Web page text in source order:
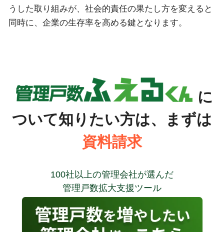
うした取り組みが、社会的責任の果たし方を変えると
同時に、企業の生存率を高める鍵となります。
に
ついて知りたい方は、まずは
資料請求
100社以上の管理会社が選んだ
管理戸数拡大支援ツール